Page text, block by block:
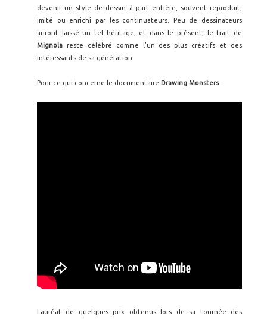
devenir un style de dessin à part entière, souvent reproduit,
imité ou enrichi par les continuateurs. Peu de dessinateurs
auront laissé un tel héritage, et dans le présent, le trait de
Mignola reste célébré comme l'un des plus créatifs et des
intéressants de sa génération.
Pour ce qui concerne le documentaire Drawing Monsters:
Lauréat de quelques prix obtenus lors de sa tournée des